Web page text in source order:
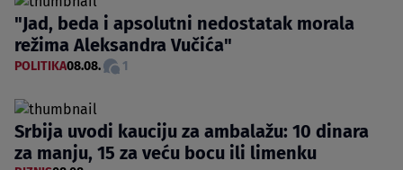
"Jad, beda i apsolutni nedostatak morala
režima Aleksandra Vučića"
POLITIKA08.08. 1
Srbija uvodi kauciju za ambalažu: 10 dinara
za manju, 15 za veću bocu ili limenku